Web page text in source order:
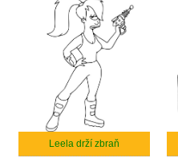
Leela drží zbraň